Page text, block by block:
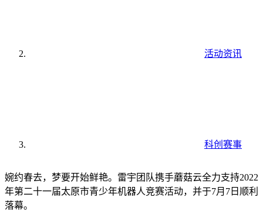
活动资讯
科创赛事
婉约春去，梦要开始鲜艳。雷宇团队携手蘑菇云全力支持2022
年第二十一届太原市青少年机器人竞赛活动，并于7月7日顺利
落幕。